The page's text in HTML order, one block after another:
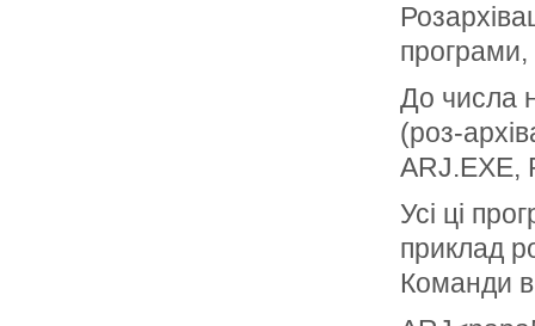
програми,
До числа
(роз-
ARJ.EXE,
Усі ці
приклад
Команди